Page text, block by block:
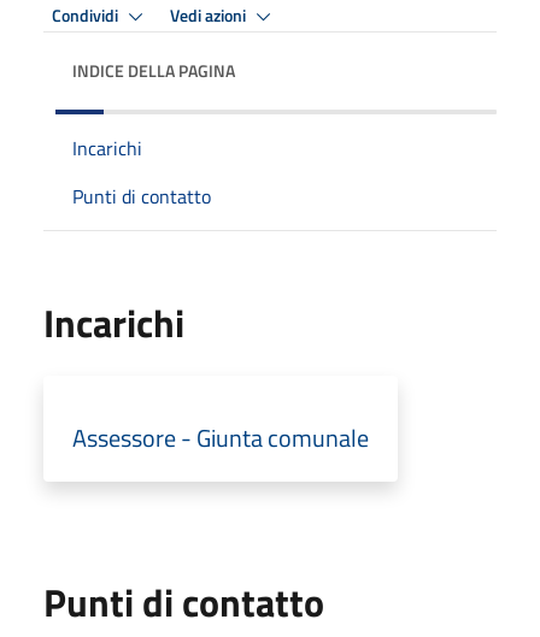
Condividi Vedi azioni
INDICE DELLA PAGINA
Incarichi
Punti di contatto
Incarichi
Assessore - Giunta comunale
Punti di contatto